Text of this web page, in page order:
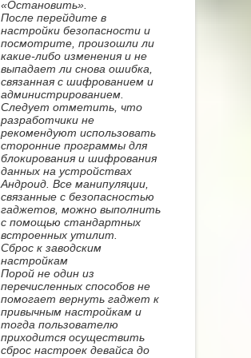
«Остановить».
После перейдите в
настройки безопасности и
посмотрите, произошли ли
какие-либо изменения и не
выпадает ли снова ошибка,
связанная с шифрованием и
администрированием.
Следует отметить, что
разработчики не
рекомендуют использовать
сторонние программы для
блокирования и шифрования
данных на устройствах
Андроид. Все манипуляции,
связанные с безопасностью
гаджетов, можно выполнить
с помощью стандартных
встроенных утилит.
Сброс к заводским
настройкам
Порой не один из
перечисленных способов не
помогает вернуть гаджет к
привычным настройкам и
тогда пользователю
приходится осуществить
сброс настроек девайса до